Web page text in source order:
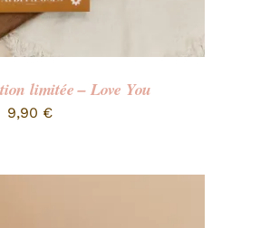
limitée – Love You
9,90 €